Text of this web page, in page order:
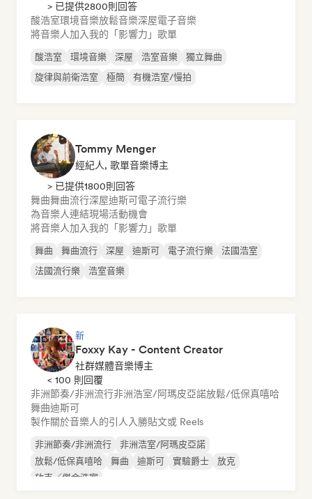
> 已提供2800則回答
酸浩室環境音樂放鬆音樂深屋電子音樂
將音樂人加入我的「影響力」歌單
酸浩室 環境音樂 深屋 浩室音樂
獨立舞曲
旋律與前衛浩室
極簡 有機浩室/慢拍
Tommy Menger
經紀人, 歌單音樂博主
> 已提供1800則回答
舞曲舞曲流行深屋迪斯可電子流行樂
為音樂人連結現場活動機會
將音樂人加入我的「影響力」歌單
舞曲 舞曲流行 深屋 迪斯可 電子流行樂
法國浩室
法國流行樂
浩室音樂
新
Foxxy Kay - Content Creator
社群媒體音樂博主
< 100 則回覆
非洲節奏/非洲流行非洲浩室/阿瑪皮亞諾放鬆/低保真嘻哈
舞曲迪斯可
製作關於音樂人的引人入勝貼文或 Reels
非洲節奏/非洲流行
非洲浩室/阿瑪皮亞諾
放鬆/低保真嘻哈
舞曲 迪斯可 實驗爵士
放克
放克／傑金浩室